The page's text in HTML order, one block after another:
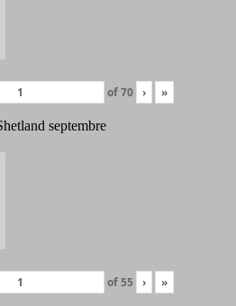
of70 › »
septembre
of55 › »